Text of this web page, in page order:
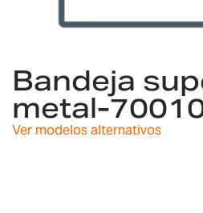
comienzo
de
la
galería
Bandeja
metal-
Ver modelos alternativos